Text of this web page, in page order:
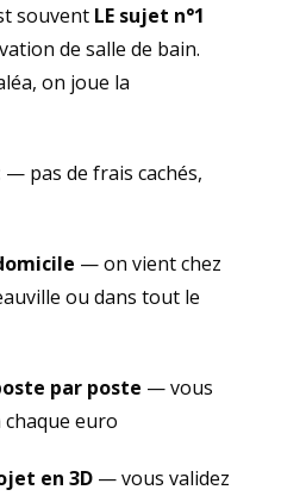
souvent LE sujet n°1
de salle de bain.
on joue la
— pas de frais cachés,
— on vient chez
ou dans tout le
par poste — vous
chaque euro
en 3D — vous validez